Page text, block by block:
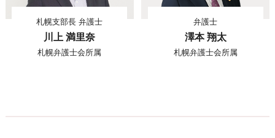
札幌支部長 弁護士
川上 満里奈
札幌弁護士会所属
弁護士
澤本 翔太
札幌弁護士会所属